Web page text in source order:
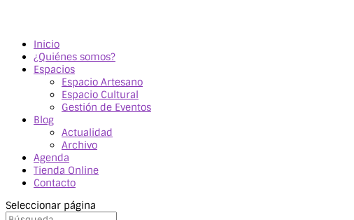
Inicio
¿Quiénes somos?
Espacios
Espacio Artesano
Espacio Cultural
Gestión de Eventos
Blog
Actualidad
Archivo
Agenda
Tienda Online
Contacto
Seleccionar página